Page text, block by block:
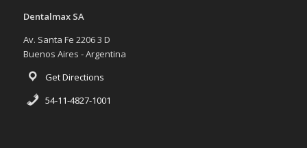
Dentalmax SA
Av. Santa Fe 2206 3 D
Buenos Aires - Argentina
Get Directions
54-11-4827-1001